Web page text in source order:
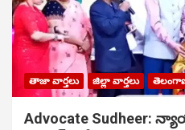
తాజా వార్తలు జిల్లా వార్తలు
Advocate Sudheer: